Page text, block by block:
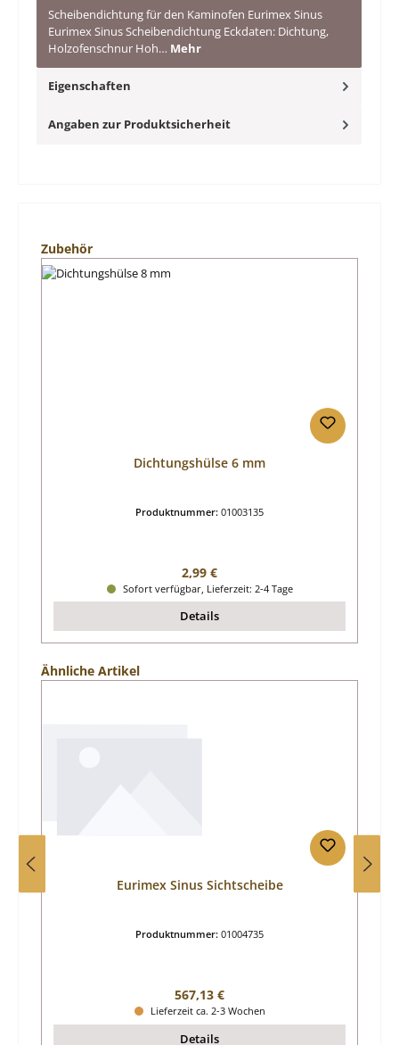
Scheibendichtung für den Kaminofen Eurimex Sinus
Eurimex Sinus Scheibendichtung Eckdaten: Dichtung,
Holzofenschnur Hoh… Mehr
Eigenschaften
Angaben zur Produktsicherheit
Produktgalerie überspringen
Zubehör
Dichtungshülse 6 mm
Produktnummer: 01003135
Regulärer Preis:
2,99 €
Sofort verfügbar, Lieferzeit: 2-4 Tage
Details
Produktgalerie überspringen
Ähnliche Artikel
Eurimex Sinus Sichtscheibe
Produktnummer: 01004735
Regulärer Preis:
567,13 €
Lieferzeit ca. 2-3 Wochen
Details